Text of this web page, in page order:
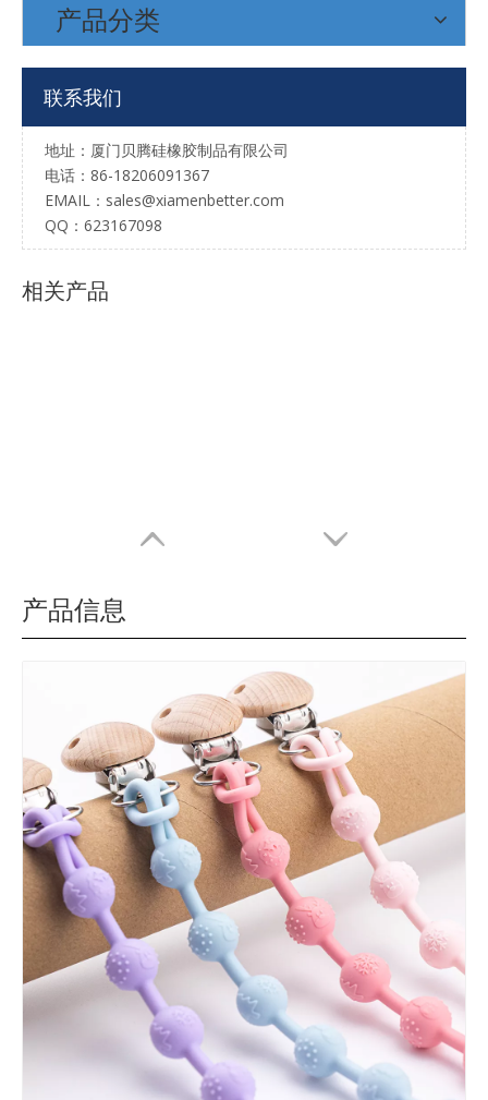
产品分类
联系我们
地址：厦门贝腾硅橡胶制品有限公司
电话：86-18206091367
EMAIL： sales@xiamenbetter.com
QQ：623167098
相关产品
马卡龙色系硅胶奶嘴防掉链UV防尘瓦克材质安抚牙胶圣诞亚马逊跨境CPC认证 安抚牙胶奶嘴防掉链夹UV防尘德国瓦克硅胶圣诞马卡龙亚马逊跨境CPC认证
产品信息